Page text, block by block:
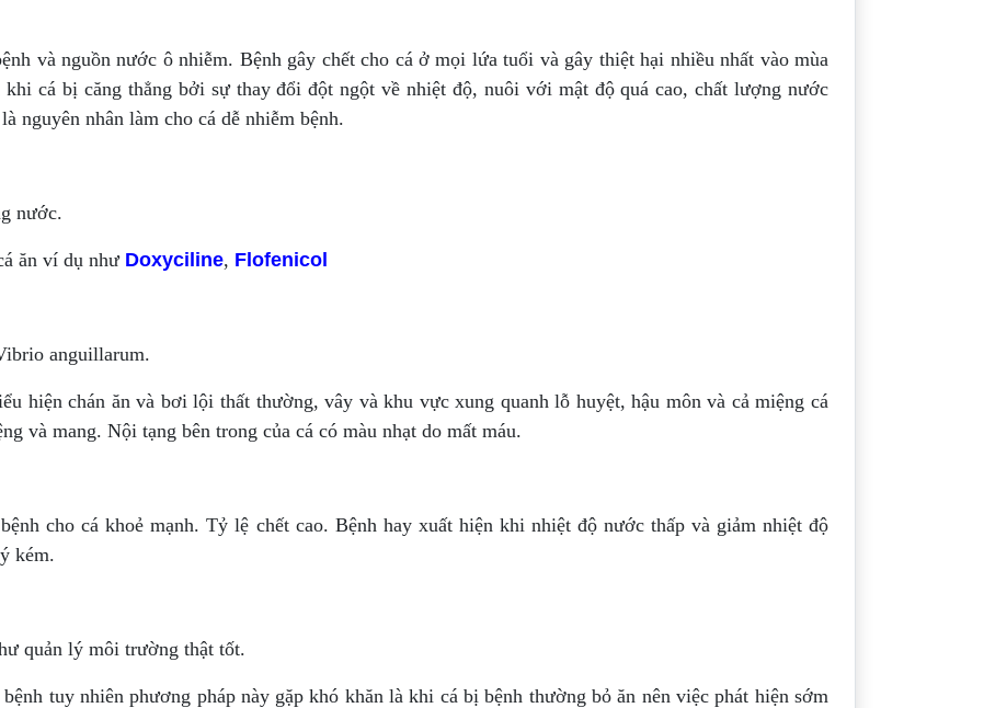
và nguồn nước ô nhiễm. Bệnh gây chết cho cá ở mọi lứa tuổi và gây thiệt hại nhiều nhất vào mùa
cá bị căng thẳng bởi sự thay đổi đột ngột về nhiệt độ, nuôi với mật độ quá cao, chất lượng nước
nguyên nhân làm cho cá dễ nhiễm bệnh.
nước.
ăn ví dụ như Doxyciline, Flofenicol
anguillarum.
hiện chán ăn và bơi lội thất thường, vây và khu vực xung quanh lỗ huyệt, hậu môn và cả miệng cá
và mang. Nội tạng bên trong của cá có màu nhạt do mất máu.
cho cá khoẻ mạnh. Tỷ lệ chết cao. Bệnh hay xuất hiện khi nhiệt độ nước thấp và giảm nhiệt độ
kém.
quản lý môi trường thật tốt.
tuy nhiên phương pháp này gặp khó khăn là khi cá bị bệnh thường bỏ ăn nên việc phát hiện sớm